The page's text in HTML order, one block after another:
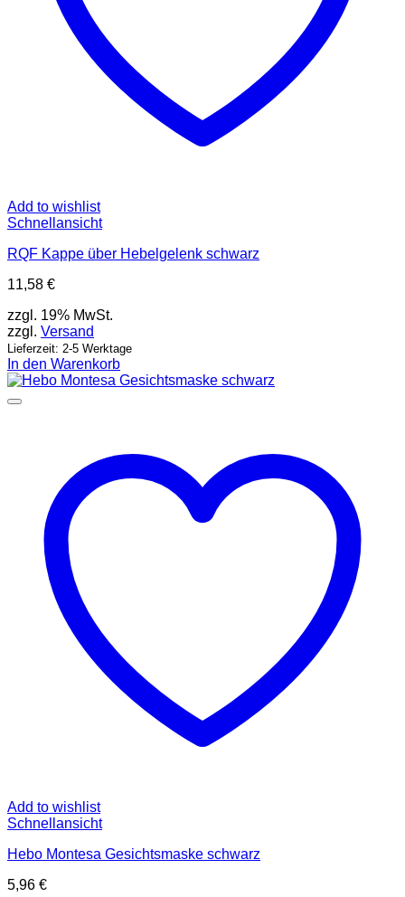
Add to wishlist
Schnellansicht
RQF Kappe über Hebelgelenk schwarz
11,58 €
zzgl. 19% MwSt.
zzgl. Versand
Lieferzeit: 2-5 Werktage
In den Warenkorb
Add to wishlist
Schnellansicht
Hebo Montesa Gesichtsmaske schwarz
5,96 €